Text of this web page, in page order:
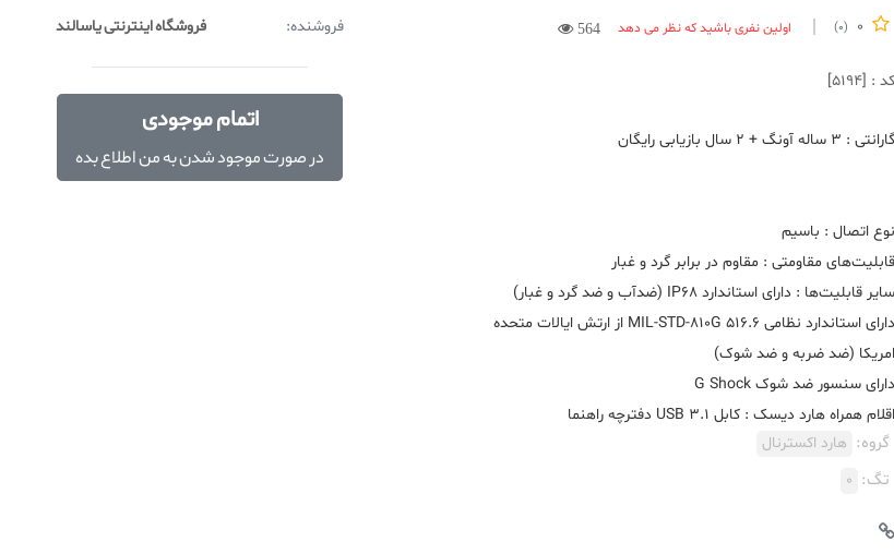
0
(0) اولین نفری باشید که نظر می دهد 564
کد : [5194]
دارای استاندارد نظامی MIL-STD-810G 516.6 از ارتش ایالات متحده
اقلام همراه هارد دیسک : کابل USB 3.1 دفترچه راهنما
گروه: هارد اکسترنال
تگ: 0
فروشنده: فروشگاه اینترنتی یاسالند
اتمام موجودی
در صورت موجود شدن به من اطلاع بده